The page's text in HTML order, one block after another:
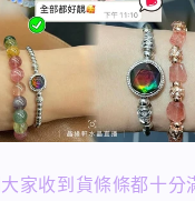
家收到貨條條都十分